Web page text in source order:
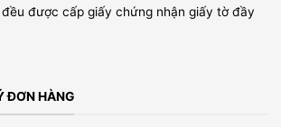
được cấp giấy chứng nhận giấy tờ đầy
ĐƠN HÀNG